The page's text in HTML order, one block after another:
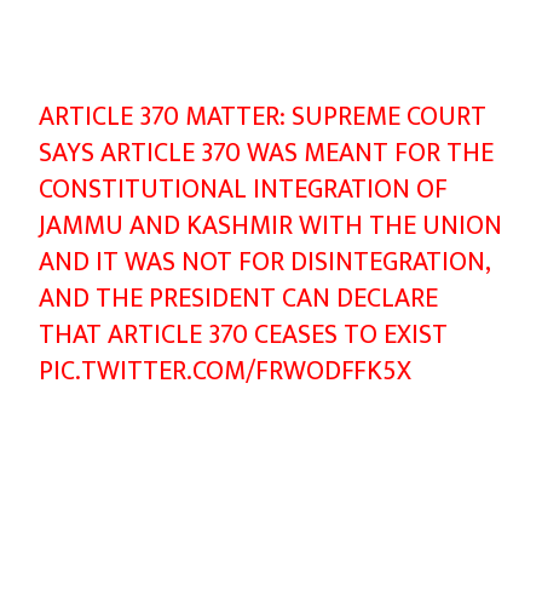
ARTICLE 370 MATTER: SUPREME COURT
SAYS ARTICLE 370 WAS MEANT FOR THE
CONSTITUTIONAL INTEGRATION OF
JAMMU AND KASHMIR WITH THE UNION
AND IT WAS NOT FOR DISINTEGRATION,
AND THE PRESIDENT CAN DECLARE
THAT ARTICLE 370 CEASES TO EXIST
PIC.TWITTER.COM/FRWODFFK5X